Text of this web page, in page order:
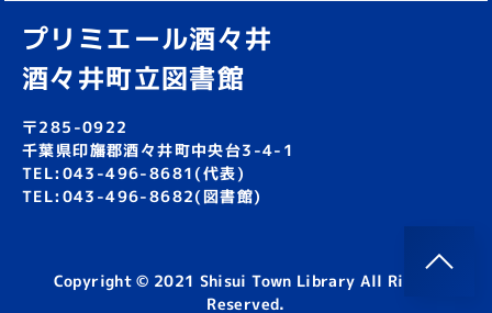
プリミエール酒々井
酒々井町立図書館
〒285-0922
千葉県印旛郡酒々井町中央台3-4-1
TEL:043-496-8681(代表)
TEL:043-496-8682(図書館)
Copyright © 2021 Shisui Town Library All Rights
Reserved.